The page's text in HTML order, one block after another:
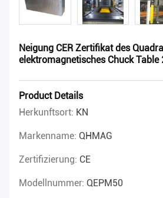
Neigung CER Zertifikat des
elektromagnetisches Chuck Table
Product Details
Herkunftsort: KN
Markenname: QHMAG
Zertifizierung: CE
Modellnummer: QEPM50